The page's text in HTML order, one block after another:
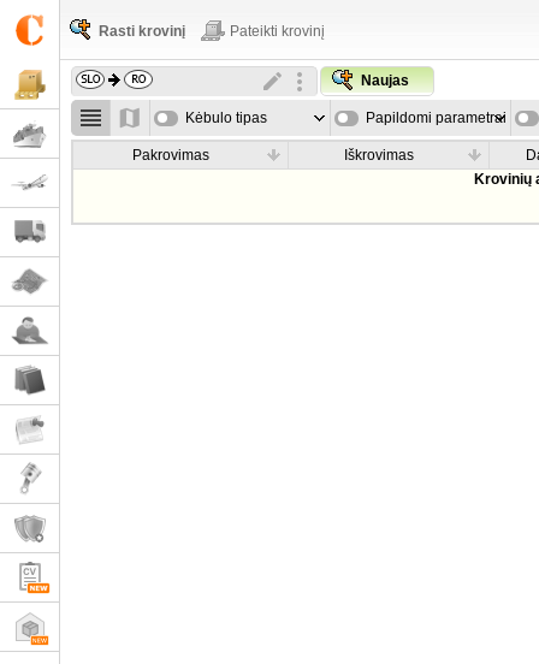
Rasti krovinį Pateikti krovinį
Naujas
Kėbulo tipas Papildomi parametrai
Pakrovimas Iškrovimas
Krovinių